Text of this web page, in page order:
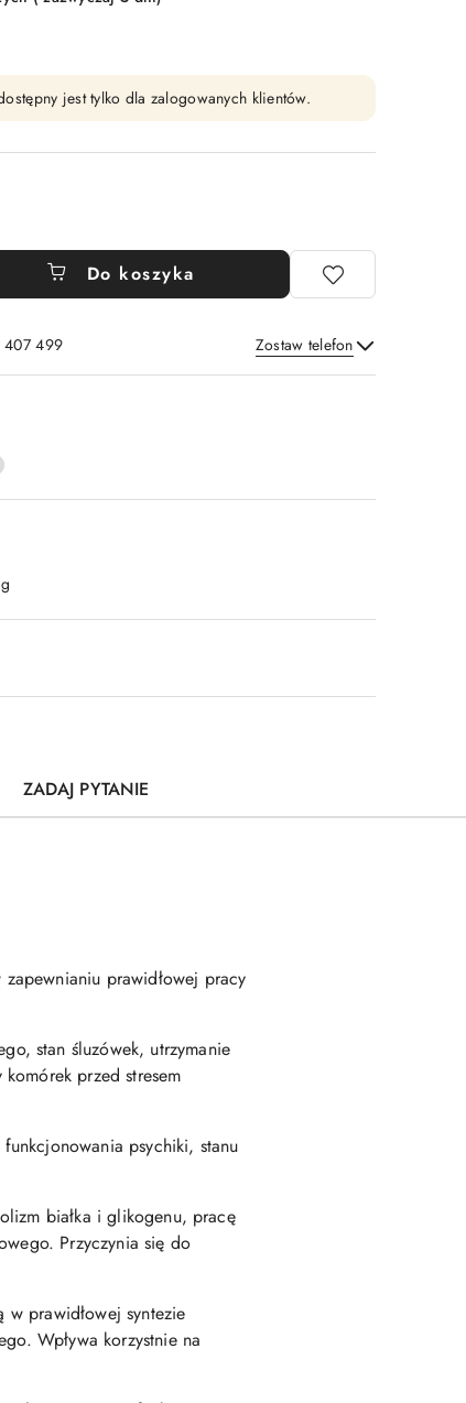
jest tylko dla zalogowanych klientów.
Do koszyka
407 499 Zostaw telefon
Wyślij
ZADAJ PYTANIE
prawidłowej pracy
stan śluzówek, utrzymanie
przed stresem
psychiki, stanu
białka i glikogenu, pracę
Przyczynia się do
prawidłowej syntezie
Wpływa korzystnie na